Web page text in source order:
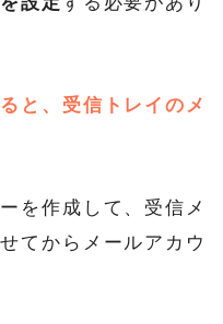
と、受信トレイのメ
を作成して、受信メ
てからメールアカウ